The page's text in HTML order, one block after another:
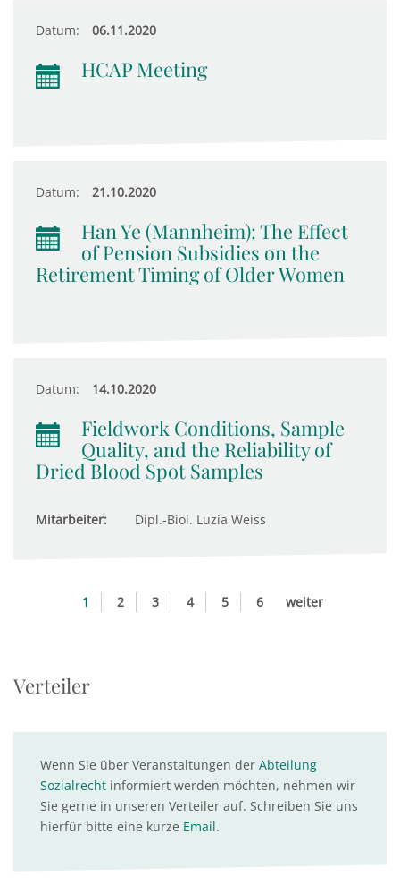
Datum: 06.11.2020
HCAP Meeting
Datum: 21.10.2020
Han Ye (Mannheim): The Effect
of Pension Subsidies on the
Retirement Timing of Older Women
Datum: 14.10.2020
Fieldwork Conditions, Sample
Quality, and the Reliability of
Dried Blood Spot Samples
Mitarbeiter: Dipl.-Biol. Luzia Weiss
1 2 3 4 5 6 weiter
Verteiler
Wenn Sie über Veranstaltungen der Abteilung
Sozialrecht informiert werden möchten, nehmen wir
Sie gerne in unseren Verteiler auf. Schreiben Sie uns
hierfür bitte eine kurze Email.